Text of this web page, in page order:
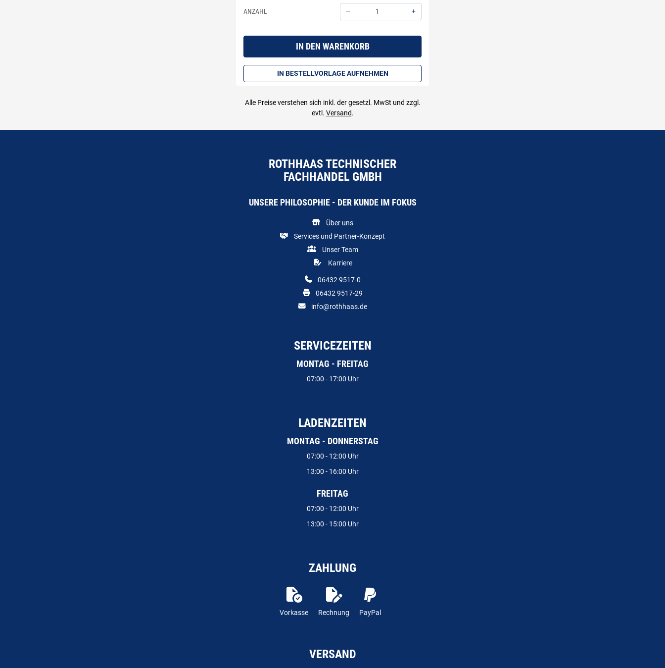
ANZAHL –
+
IN DEN WARENKORB
IN BESTELLVORLAGE AUFNEHMEN
Alle Preise verstehen sich inkl. der gesetzl. MwSt und zzgl.
evtl. Versand.
ROTHHAAS TECHNISCHER
FACHHANDEL GMBH
UNSERE PHILOSOPHIE - DER KUNDE IM FOKUS
Über uns
Services und Partner-Konzept
Unser Team
Karriere
06432 9517-0
06432 9517-29
info@rothhaas.de
SERVICEZEITEN
MONTAG - FREITAG
07:00 - 17:00 Uhr
LADENZEITEN
MONTAG - DONNERSTAG
07:00 - 12:00 Uhr
13:00 - 16:00 Uhr
FREITAG
07:00 - 12:00 Uhr
13:00 - 15:00 Uhr
ZAHLUNG
Vorkasse Rechnung PayPal
VERSAND